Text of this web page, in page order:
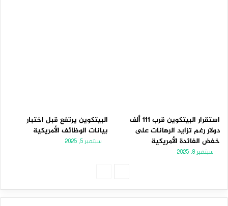
استقرار البيتكوين قرب 111 ألف
دولار رغم تزايد الرهانات على
خفض الفائدة الأمريكية
سبتمبر 8, 2025
البيتكوين يرتفع قبل اختبار
بيانات الوظائف الأمريكية
سبتمبر 5, 2025